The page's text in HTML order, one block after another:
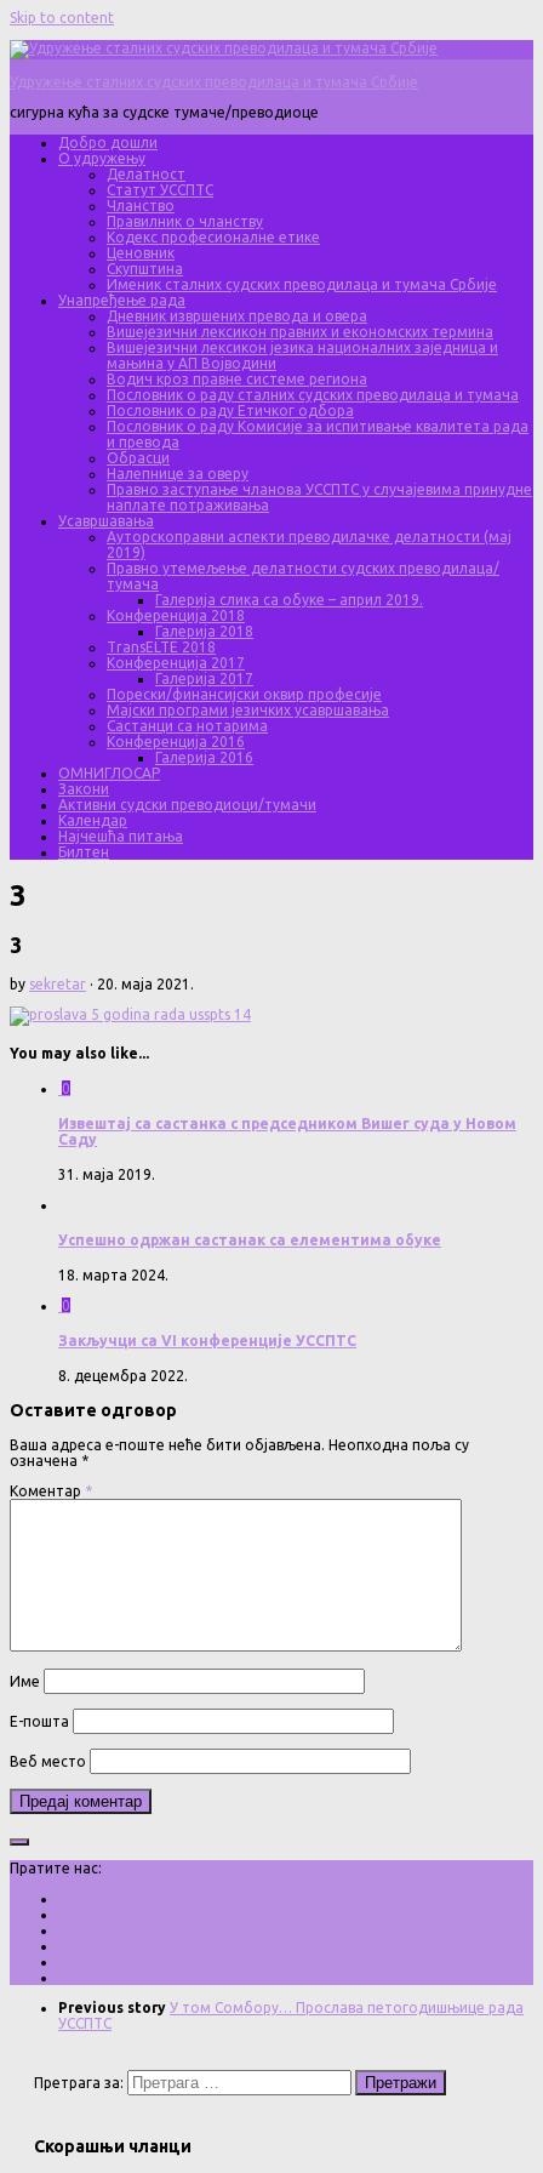
Skip to content
Удружење сталних судских преводилаца и тумача Србије
сигурна кућа за судске тумаче/преводиоце
Добро дошли
О удружењу
Делатност
Статут УССПТС
Чланство
Правилник о чланству
Кодекс професионалне етике
Ценовник
Скупштина
Именик сталних судских преводилаца и тумача Србије
Унапређење рада
Дневник извршених превода и овера
Вишејезични лексикон правних и економских термина
Вишејезични лексикон језика националних заједница и
мањина у АП Војводини
Водич кроз правне системе региона
Пословник о раду сталних судских преводилаца и тумача
Пословник о раду Етичког одбора
Пословник о раду Комисије за испитивање квалитета рада
и превода
Обрасци
Налепнице за оверу
Правно заступање чланова УССПТС у случајевима принудне
наплате потраживања
Усавршавања
Ауторскоправни аспекти преводилачке делатности (мај
2019)
Правно утемељење делатности судских преводилаца/
тумача
Галерија слика са обуке – април 2019.
Конференција 2018
Галерија 2018
TransELTE 2018
Конференција 2017
Галерија 2017
Порески/финансијски оквир професије
Мајски програми језичких усавршавања
Састанци са нотарима
Конференција 2016
Галерија 2016
ОМНИГЛОСАР
Закони
Активни судски преводиоци/тумачи
Календар
Најчешћа питања
Билтен
3
3
by sekretar · 20. маја 2021.
You may also like...
0
Извештај са састанка с председником Вишег суда у Новом
Саду
31. маја 2019.
Успешно одржан састанак са елементима обуке
18. марта 2024.
0
Закључци са VI конференције УССПТС
8. децембра 2022.
Оставите одговор
Ваша адреса е-поште неће бити објављена. Неопходна поља су
означена *
Коментар *
Име
Е-пошта
Веб место
Пратите нас:
Previous story У том Сомбору… Прослава петогодишњице рада
УССПТС
Претрага за:
Скорашњи чланци